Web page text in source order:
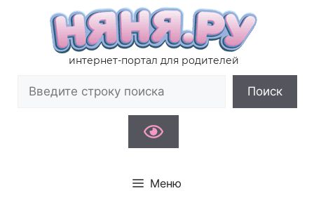
содержимому
интернет-портал для родителей
Поиск
Меню